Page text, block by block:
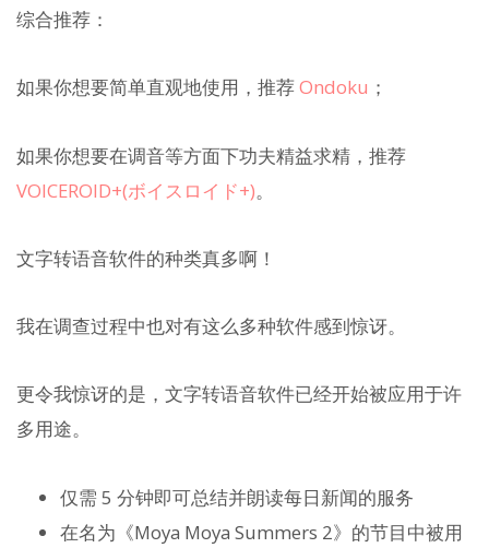
综合推荐：
如果你想要简单直观地使用，推荐Ondoku ；
如果你想要在调音等方面下功夫精益求精，推荐
VOICEROID+(ボイスロイド+)。
文字转语音软件的种类真多啊！
我在调查过程中也对有这么多种软件感到惊讶。
更令我惊讶的是，文字转语音软件已经开始被应用于许
多用途。
仅需 5 分钟即可总结并朗读每日新闻的服务
在名为《Moya Moya Summers 2》的节目中被用